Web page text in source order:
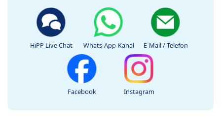
HiPP Live Chat Whats-App-Kanal E-Mail / Telefon
Facebook Instagram